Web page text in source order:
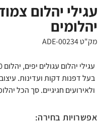
יהלומים
מק"ט ADE-00234
בעל דפנות דקות ועדינות.
ולאירועים חגיגיים. סך הכל יהלומים 1.00
אפשרויות בחירה: